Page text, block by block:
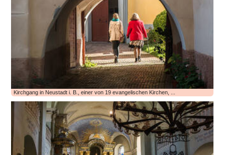
Kirchgang in Neustadt i. B., einer von 19 evangelischen Kirchen, ...